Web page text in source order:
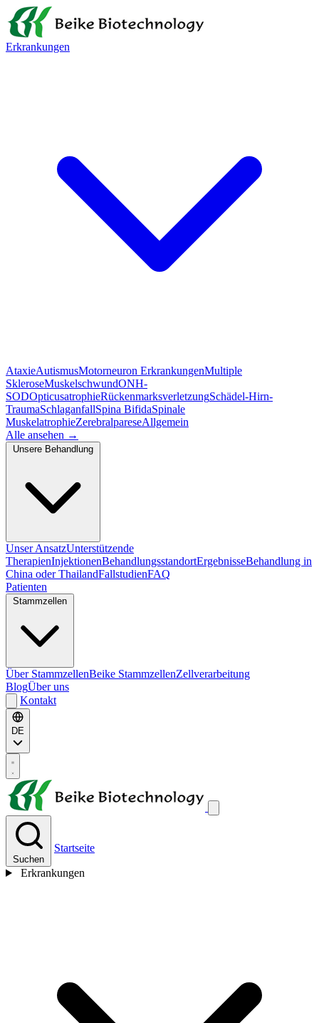
Erkrankungen
AtaxieAutismusMotorneuron ErkrankungenMultiple
SkleroseMuskelschwundONH-
SODOpticusatrophieRückenmarksverletzungSchädel-Hirn-
TraumaSchlaganfallSpina BifidaSpinale
MuskelatrophieZerebralpareseAllgemein
Alle ansehen →
Unser AnsatzUnterstützende
TherapienInjektionenBehandlungsstandortErgebnisseBehandlung in
China oder ThailandFallstudienFAQ
Patienten
Über StammzellenBeike StammzellenZellverarbeitung
BlogÜber uns
Kontakt
DE
Suchen
Startseite
Erkrankungen